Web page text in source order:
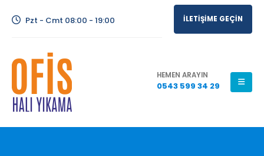
Pzt - Cmt 08:00 - 19:00 İLETİŞİME GEÇİN
HEMEN ARAYIN
0543 599 34 29